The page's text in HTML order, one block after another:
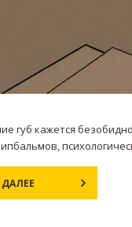
губ кажется